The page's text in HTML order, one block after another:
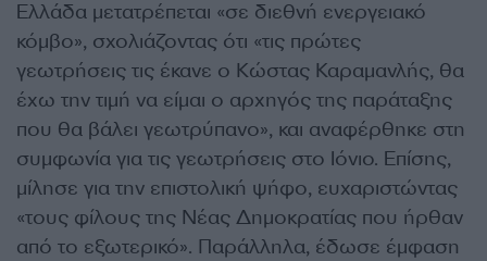
Ελλάδα μετατρέπεται «σε διεθνή ενεργειακό
κόμβο», σχολιάζοντας ότι «τις πρώτες
γεωτρήσεις τις έκανε ο Κώστας Καραμανλής, θα
έχω την τιμή να είμαι ο αρχηγός της παράταξης
που θα βάλει γεωτρύπανο», και αναφέρθηκε στη
συμφωνία για τις γεωτρήσεις στο Ιόνιο. Επίσης,
μίλησε για την επιστολική ψήφο, ευχαριστώντας
«τους φίλους της Νέας Δημοκρατίας που ήρθαν
από το εξωτερικό». Παράλληλα, έδωσε έμφαση